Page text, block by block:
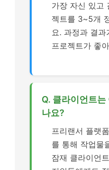
가장 자신 있고
젝트를 3~5개
요. 과정과 결과
프로젝트가 좋
Q. 클라이언트는
나요?
프리랜서 플랫
를 통해 작업물
잠재 클라이언